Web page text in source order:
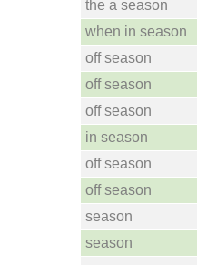
the a season
when in season
off season
off season
off season
in season
off season
off season
season
season